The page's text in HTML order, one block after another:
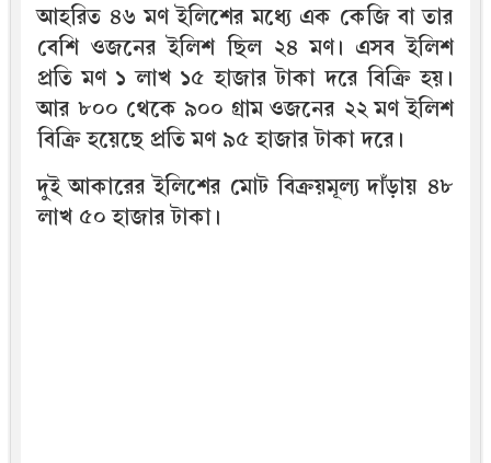
আহরিত ৪৬ মণ ইলিশের মধ্যে এক কেজি বা তার
বেশি ওজনের ইলিশ ছিল ২৪ মণ। এসব ইলিশ
প্রতি মণ ১ লাখ ১৫ হাজার টাকা দরে বিক্রি হয়।
আর ৮০০ থেকে ৯০০ গ্রাম ওজনের ২২ মণ ইলিশ
বিক্রি হয়েছে প্রতি মণ ৯৫ হাজার টাকা দরে।
দুই আকারের ইলিশের মোট বিক্রয়মূল্য দাঁড়ায় ৪৮
লাখ ৫০ হাজার টাকা।